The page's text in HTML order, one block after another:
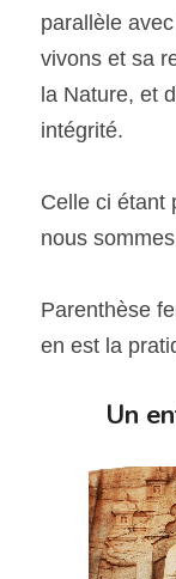
parallèle
vivons et sa
la Nature, et
intégrité.
Celle ci étant
nous
Parenthèse
en est la
Un